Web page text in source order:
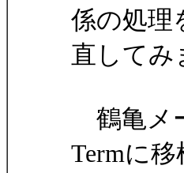
係の処理
直してみ
鶴亀メ
Termに